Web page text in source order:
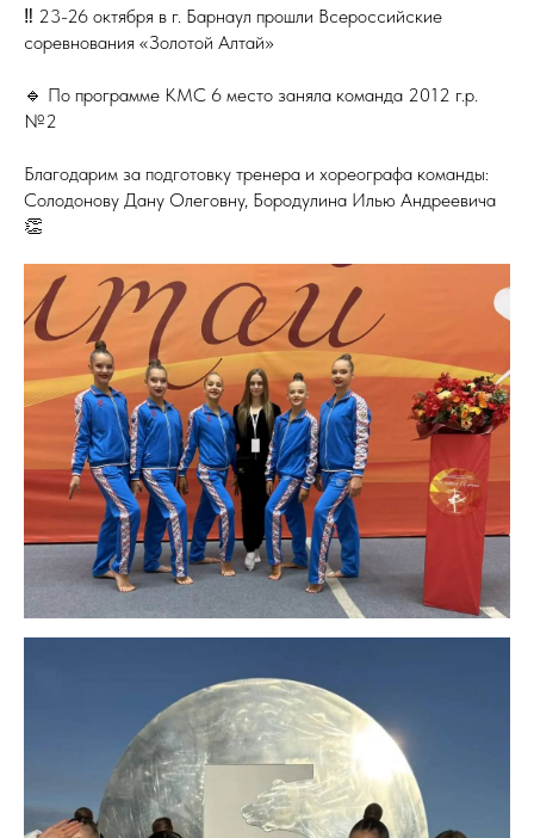
‼️ 23-26 октября в г. Барнаул прошли Всероссийские
соревнования «Золотой Алтай»
🔹 По программе КМС 6 место заняла команда 2012 г.р.
№2
Благодарим за подготовку тренера и хореографа команды:
Солодонову Дану Олеговну, Бородулина Илью Андреевича
👏